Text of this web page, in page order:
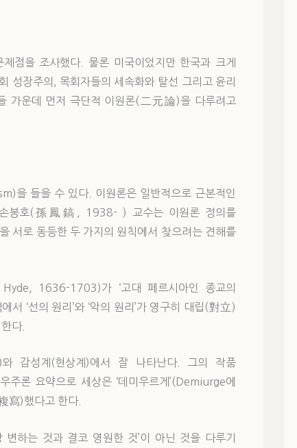
점을 조사했다. 물론 미국이었지만 한국과 크게
성장주의, 목회자들의 세속화와 탈선 그리고 윤리
가운데 먼저 극단적 이원론(二元論)을 다루려고
을 들을 수 있다. 이원론은 일반적으로 근본적인
손봉호(孫鳳鎬, 1938- ) 교수는 이원론 정의를
서로 동등한 두 가지의 원칙에서 찾으려는 견해를
1636-1703)가 ‘고대 페르시아인 종교의
‘선의 원리’와 ‘악의 원리’가 영구히 대립(對立)
다.
감성계(현상계)에서 잘 나타난다. 그의 작품
론 요약으로 세상은 ‘데미우르게’(Demiurge에
寫)했다고 한다.
변하는 것과 결코 영원한 것’이 아닌 것을 다루기